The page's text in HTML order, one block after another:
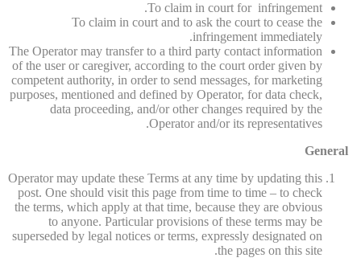
To claim in court for infringement.
To claim in court and to ask the court to cease the
infringement immediately.
The Operator may transfer to a third party contact information
of the user or caregiver, according to the court order given by
competent authority, in order to send messages, for marketing
purposes, mentioned and defined by Operator, for data check,
data proceeding, and/or other changes required by the
Operator and/or its representatives.
General
Operator may update these Terms at any time by updating this
post. One should visit this page from time to time – to check
the terms, which apply at that time, because they are obvious
to anyone. Particular provisions of these terms may be
superseded by legal notices or terms, expressly designated on
the pages on this site.